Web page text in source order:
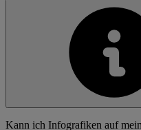
Kann ich Infografiken auf